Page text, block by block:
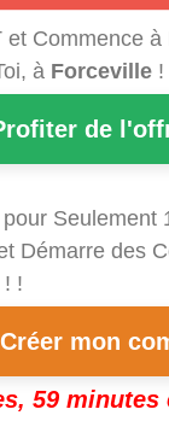
Commence
à Forceville !
de
Seulement
Démarre des
!
Créer mon
59 minutes